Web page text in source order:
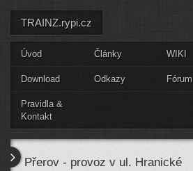
TRAINZ.rypi.cz
Úvod Články WIKI
Download Odkazy Fórum
Pravidla &
Kontakt
Přerov - provoz v ul. Hranické